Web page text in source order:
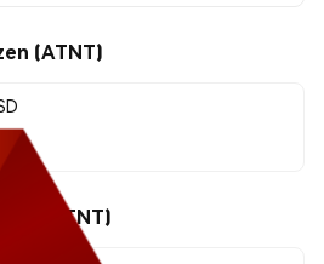
(ATNT)
(ATNT)